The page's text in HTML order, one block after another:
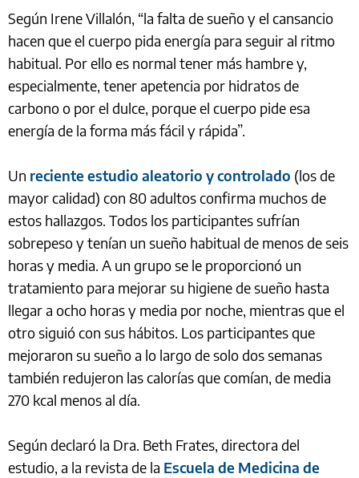
Según Irene Villalón, “la falta de sueño y el cansancio
hacen que el cuerpo pida energía para seguir al ritmo
habitual. Por ello es normal tener más hambre y,
especialmente, tener apetencia por hidratos de
carbono o por el dulce, porque el cuerpo pide esa
energía de la forma más fácil y rápida”.
Un reciente estudio aleatorio y controlado (los de
mayor calidad) con 80 adultos confirma muchos de
estos hallazgos. Todos los participantes sufrían
sobrepeso y tenían un sueño habitual de menos de seis
horas y media. A un grupo se le proporcionó un
tratamiento para mejorar su higiene de sueño hasta
llegar a ocho horas y media por noche, mientras que el
otro siguió con sus hábitos. Los participantes que
mejoraron su sueño a lo largo de solo dos semanas
también redujeron las calorías que comían, de media
270 kcal menos al día.
Según declaró la Dra. Beth Frates, directora del
estudio, a la revista de la Escuela de Medicina de